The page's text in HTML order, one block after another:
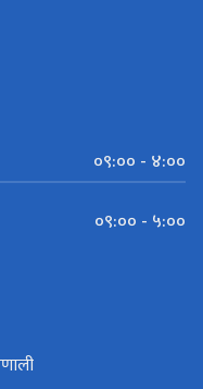
०९:०० - ४:००
०९:०० - ५:००